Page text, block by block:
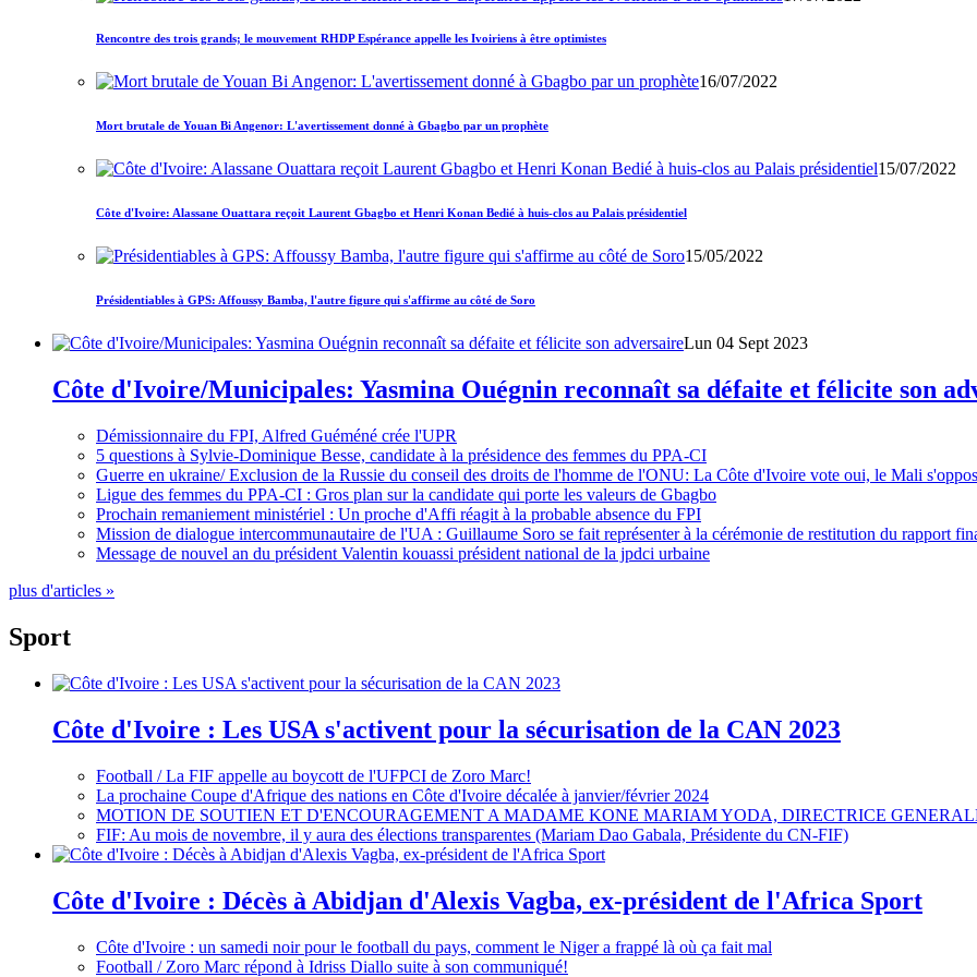
Rencontre des trois grands; le mouvement RHDP Espérance appelle les Ivoiriens à être optimistes
16/07/2022
Mort brutale de Youan Bi Angenor: L'avertissement donné à Gbagbo par un prophète
15/07/2022
Côte d'Ivoire: Alassane Ouattara reçoit Laurent Gbagbo et Henri Konan Bedié à huis-clos au Palais présidentiel
15/05/2022
Présidentiables à GPS: Affoussy Bamba, l'autre figure qui s'affirme au côté de Soro
Lun 04 Sept 2023
Côte d'Ivoire/Municipales: Yasmina Ouégnin reconnaît sa défaite et félicite son
Démissionnaire du FPI, Alfred Guéméné crée l'UPR
5 questions à Sylvie-Dominique Besse, candidate à la présidence des femmes du PPA-CI
Guerre en ukraine/ Exclusion de la Russie du conseil des droits de l'homme de l'ONU: La Côte d'Ivoire vote oui, le Mali
Ligue des femmes du PPA-CI : Gros plan sur la candidate qui porte les valeurs de Gbagbo
Prochain remaniement ministériel : Un proche d'Affi réagit à la probable absence du FPI
Mission de dialogue intercommunautaire de l'UA : Guillaume Soro se fait représenter à la cérémonie de restitution du rapport
Message de nouvel an du président Valentin kouassi président national de la jpdci urbaine
plus d'articles »
Sport
Côte d'Ivoire : Les USA s'activent pour la sécurisation de la CAN 2023
Football / La FIF appelle au boycott de l'UFPCI de Zoro Marc!
La prochaine Coupe d'Afrique des nations en Côte d'Ivoire décalée à janvier/février 2024
MOTION DE SOUTIEN ET D'ENCOURAGEMENT A MADAME KONE MARIAM YODA, DIRECTRICE
FIF: Au mois de novembre, il y aura des élections transparentes (Mariam Dao Gabala, Présidente du CN-FIF)
Côte d'Ivoire : Décès à Abidjan d'Alexis Vagba, ex-président de l'Africa Sport
Côte d'Ivoire : un samedi noir pour le football du pays, comment le Niger a frappé là où ça fait mal
Football / Zoro Marc répond à Idriss Diallo suite à son communiqué!